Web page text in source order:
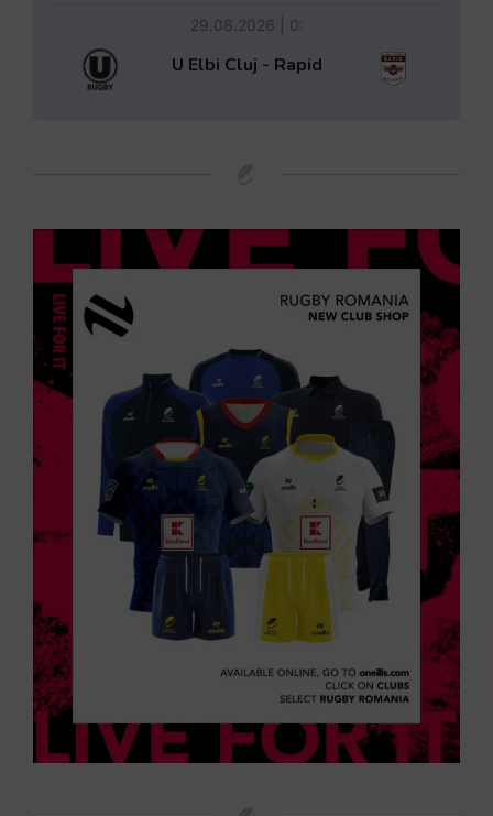
29.08.2026 | 0:
U Elbi Cluj - Rapid